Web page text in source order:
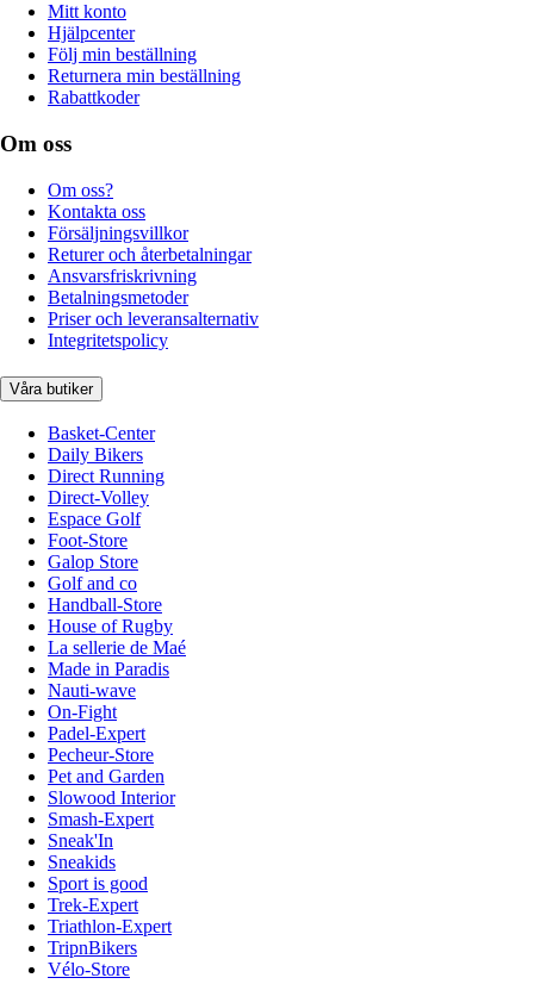
Mitt konto
Hjälpcenter
Följ min beställning
Returnera min beställning
Rabattkoder
Om oss
Om oss?
Kontakta oss
Försäljningsvillkor
Returer och återbetalningar
Ansvarsfriskrivning
Betalningsmetoder
Priser och leveransalternativ
Integritetspolicy
Våra butiker
Basket-Center
Daily Bikers
Direct Running
Direct-Volley
Espace Golf
Foot-Store
Galop Store
Golf and co
Handball-Store
House of Rugby
La sellerie de Maé
Made in Paradis
Nauti-wave
On-Fight
Padel-Expert
Pecheur-Store
Pet and Garden
Slowood Interior
Smash-Expert
Sneak'In
Sneakids
Sport is good
Trek-Expert
Triathlon-Expert
TripnBikers
Vélo-Store